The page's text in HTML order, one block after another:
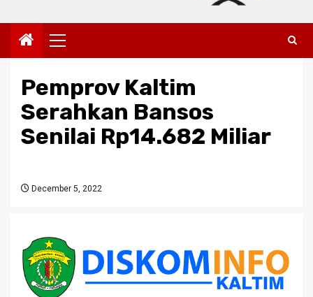
Primary
Menu
Pemprov Kaltim
Serahkan Bansos
Senilai Rp14.682 Miliar
December 5, 2022